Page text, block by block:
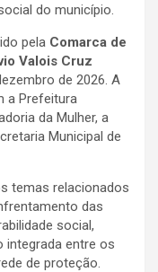
do município.
pela Comarca de
Valois Cruz
de 2026. A
a Prefeitura
da Mulher, a
Municipal de
temas relacionados
das
social,
integrada entre os
de proteção.